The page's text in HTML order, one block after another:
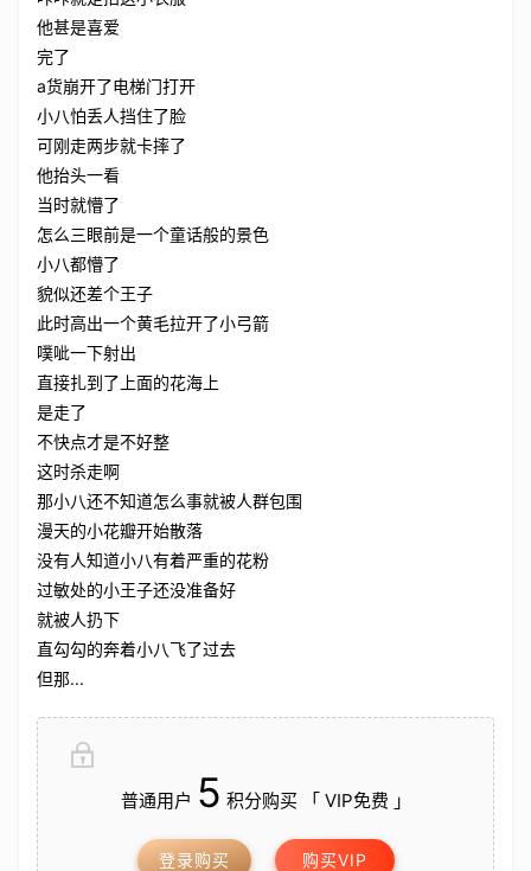
他甚是喜爱
完了
a货崩开了电梯门打开
小八怕丢人挡住了脸
可刚走两步就卡摔了
他抬头一看
当时就懵了
怎么三眼前是一个童话般的景色
小八都懵了
貌似还差个王子
此时高出一个黄毛拉开了小弓箭
噗呲一下射出
直接扎到了上面的花海上
是走了
不快点才是不好整
这时杀走啊
那小八还不知道怎么事就被人群包围
漫天的小花瓣开始散落
没有人知道小八有着严重的花粉
过敏处的小王子还没准备好
就被人扔下
直勾勾的奔着小八飞了过去
但那...
普通用户 5 积分购买 「 VIP免费 」
登录购买 购买VIP